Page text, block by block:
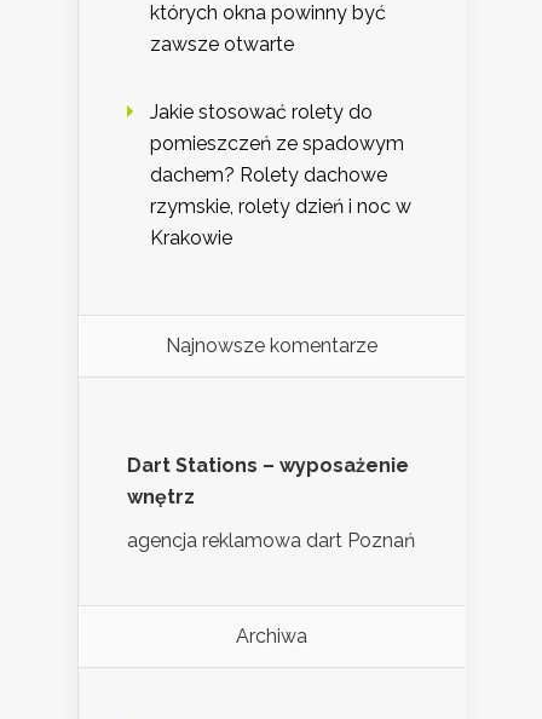
których okna powinny być
zawsze otwarte
Jakie stosować rolety do
pomieszczeń ze spadowym
dachem? Rolety dachowe
rzymskie, rolety dzień i noc w
Krakowie
Najnowsze komentarze
Dart Stations – wyposażenie
wnętrz
agencja reklamowa dart Poznań
Archiwa